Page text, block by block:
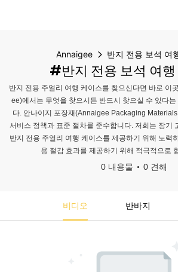
Annaigee 반지 전용 보석 여
#반지 전용 보석 여
반지 전용 주얼리 여행 케이스를 찾으신다면 바로 이
ee)에서는 무엇을 찾으시든 반드시 찾으실 수 있다는
다. 안나이지 포장재(Annaigee Packaging
서비스 정책과 표준 절차를 준수합니다. 저희는 장기
반지 전용 주얼리 여행 케이스를 제공하기 위해 노력
용 절감 효과를 제공하기 위해 적극적으로
0 내용물 0 견해
비디오 반바지